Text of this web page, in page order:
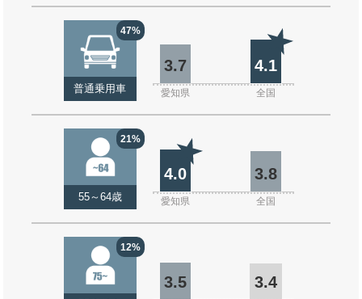
47%
普通乗用車
3.7 4.1
愛知県 全国
21%
55～64歳
4.0 3.8
愛知県 全国
12%
3.5 3.4